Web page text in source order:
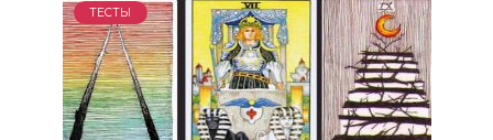
ТЕСТЫ